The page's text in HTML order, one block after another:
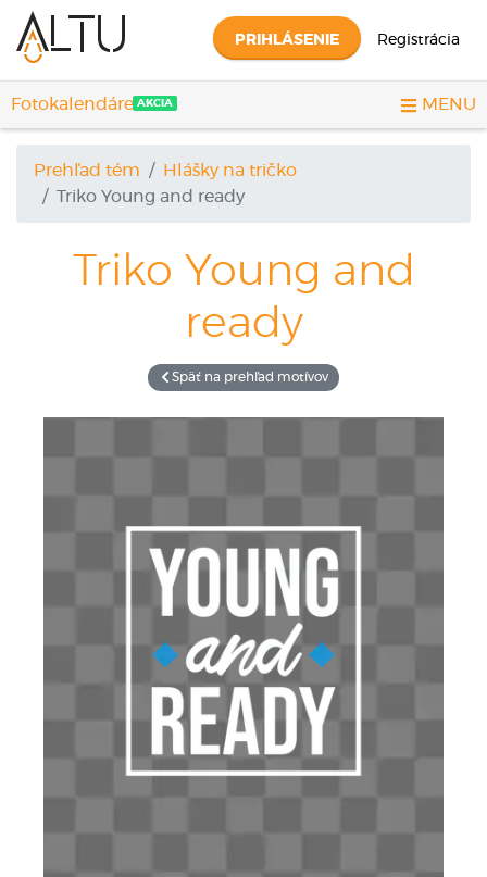
PRIHLÁSENIE Registrácia
Fotokalendáre AKCIA MENU
Prehľad tém
Hlášky na tričko
Triko Young and ready
Triko Young and
ready
Späť na prehľad motívov